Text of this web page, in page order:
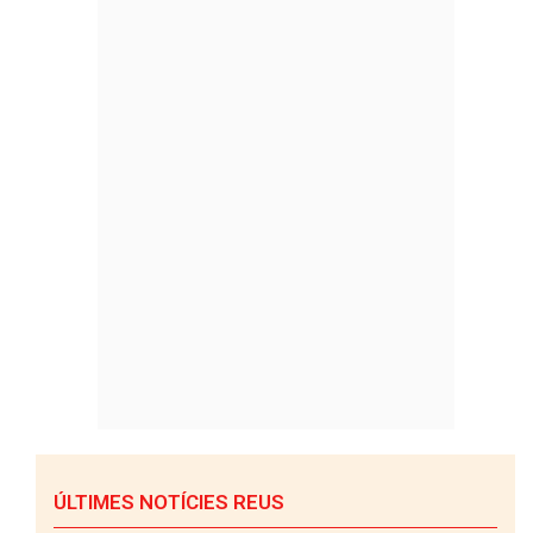
ÚLTIMES NOTÍCIES REUS